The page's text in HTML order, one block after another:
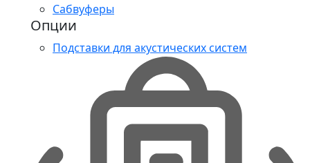
Сабвуферы
Опции
Подставки для акустических систем